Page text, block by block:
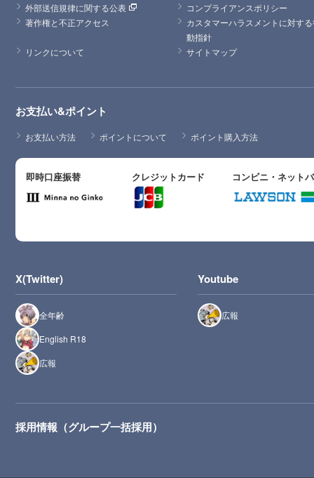
外部送信規律に関する公表
コンプライアンスポリシー
著作権と不正アクセス
カスタマーハラスメントに対す
動指針
リンクについて
サイトマップ
お支払い&ポイント
お支払い方法 ポイントについて ポイント購入方法
即時口座振替 クレジットカード コンビニ・ネット
X(Twitter)
全年齢
English R18
広報
Youtube
広報
採用情報（グループ一括採用）